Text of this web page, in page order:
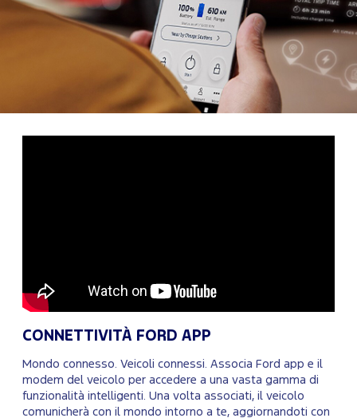
CONNETTIVITÀ FORD APP
Mondo connesso. Veicoli connessi. Associa Ford app e il
modem del veicolo per accedere a una vasta gamma di
funzionalità intelligenti. Una volta associati, il veicolo
comunicherà con il mondo intorno a te, aggiornandoti con